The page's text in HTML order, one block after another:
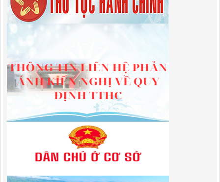
Lượt xem:489 | lượt tải:337
225/QĐ-BQLKKT
QUYẾT ĐỊNH Về việc công bố công khai giao dự toán chi ngân sách
năm 2024
01/2026/NQ-HĐND
Nghị Quyết Quy định mức thu, chế độ thu, nộp, quản lý và sử dụng
Phí sử dụng công trình kết cấu hạ tầng, công trình dịch vụ, tiện ích
công cộng trong khu vực cửa khẩu trên địa bàn tỉnh Cao Bằng
Lượt xem:320 | lượt tải:110
Quyết Định Công bố danh mục thủ tục hành chính sửa đổi, bổ sung,
bãi bỏ trong lĩnh vực đầu tư theo phương thức đối tác công tư; đấu
thầu lựa chọn nhà đầu tư thuộc thẩm quyền giải quyết của Sở Tài
chính, Ban Quản lý Khu kinh tế tỉnh, UBND cấp xã tỉnh CB
Lượt xem:306 | lượt tải:303